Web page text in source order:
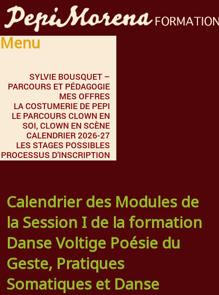
Menu
SYLVIE BOUSQUET –
PARCOURS ET PÉDAGOGIE
MES OFFRES
LA COSTUMERIE DE PEPI
LE PARCOURS CLOWN EN
SOI, CLOWN EN SCÈNE
CALENDRIER 2026-27
LES STAGES POSSIBLES
PROCESSUS D’INSCRIPTION
Calendrier des Modules de
la Session I de la formation
Danse Voltige Poésie du
Geste, Pratiques
Somatiques et Danse